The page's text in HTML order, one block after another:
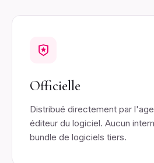
Officielle
Distribué directement par
éditeur du logiciel. Aucun
bundle de logiciels tiers.